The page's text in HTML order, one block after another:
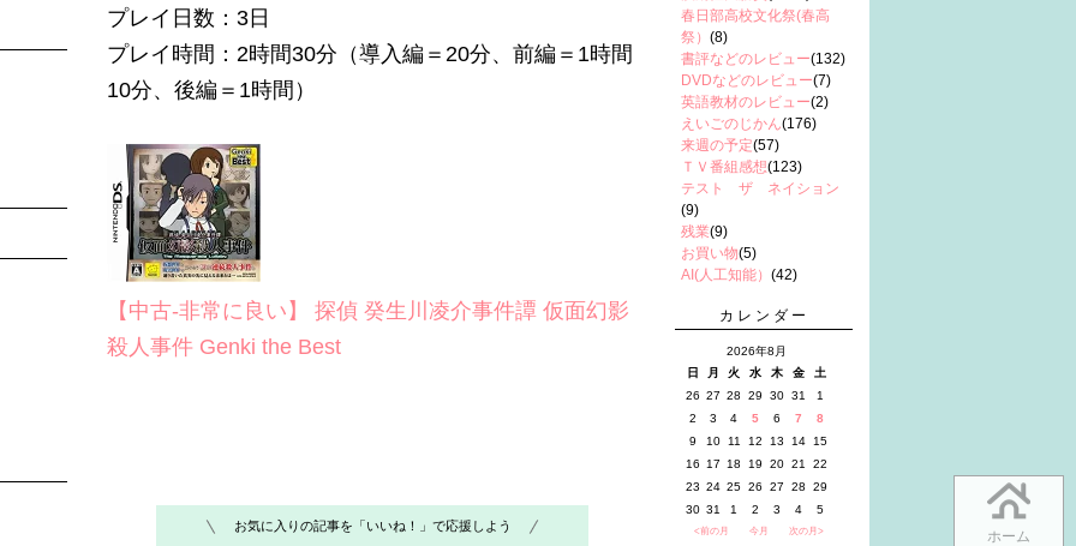
ホーム
プレイ日数：3日
プレイ時間：2時間30分（導入編＝20分、前編＝1時間
10分、後編＝1時間）
【中古-非常に良い】 探偵 癸生川凌介事件譚 仮面幻影
殺人事件 Genki the Best
お気に入りの記事を「いいね！」で応援しよう
春日部高校文化祭(春高
祭） (8)
書評などのレビュー(132)
DVDなどのレビュー(7)
英語教材のレビュー(2)
えいごのじかん(176)
来週の予定(57)
ＴＶ番組感想(123)
テスト ザ ネイション
(9)
残業(9)
お買い物(5)
AI(人工知能） (42)
カレンダー
2026年8月
日
月 火 水 木 金
土
26 27 28 29 30 31
1
2
3 4 5 6 7
8
9
10 11 12 13 14
15
16
17 18 19 20 21
22
23 24 25 26 27 28
29
30 31 1 2 3 4 5
<前の月 今月 次の月>